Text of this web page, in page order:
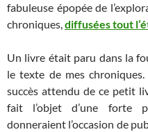
fabuleuse épopée de
chroniques,diffusées tout
Un livre était paru dans la
le texte de mes
succès attendu de ce petit
fait l’objet d’une forte
donneraient l’occasion de